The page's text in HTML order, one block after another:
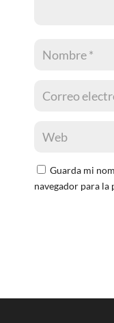
Guarda mi
navegador para la